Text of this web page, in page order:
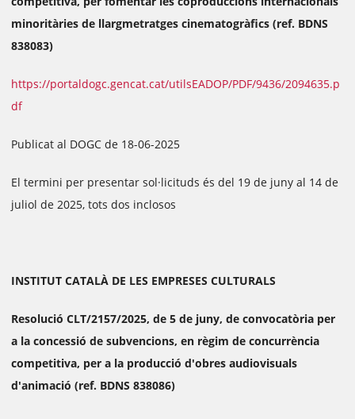
minoritàries de llargmetratges cinematogràfics (ref. BDNS
838083)
https://portaldogc.gencat.cat/utilsEADOP/PDF/9436/2094635.p
df
Publicat al DOGC de 18-06-2025
El termini per presentar sol·licituds és del 19 de juny al 14 de
juliol de 2025, tots dos inclosos
INSTITUT CATALÀ DE LES EMPRESES CULTURALS
Resolució CLT/2157/2025, de 5 de juny, de convocatòria per
a la concessió de subvencions, en règim de concurrència
competitiva, per a la producció d'obres audiovisuals
d'animació (ref. BDNS 838086)